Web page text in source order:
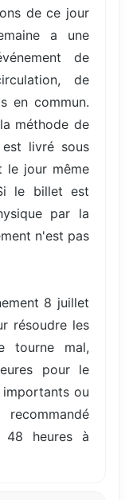
de ce jour
a une
de
de
en commun.
méthode de
livré sous
le jour même
le billet est
par la
n'est pas
8 juillet
résoudre les
tourne mal,
pour le
ou
heures à